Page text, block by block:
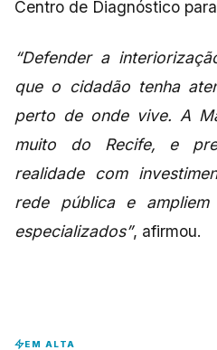
Centro de Diagnóstico
“Defender a
que o cidadão tenha
perto de onde vive. A
muito do Recife, e
realidade com
rede pública e
especializados”, afirmou.
EM ALTA